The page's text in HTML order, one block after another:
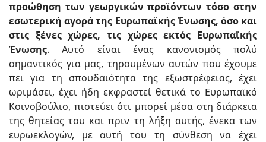
προώθηση των γεωργικών προϊόντων τόσο στην
εσωτερική αγορά της Ευρωπαϊκής Ένωσης, όσο και
στις ξένες χώρες, τις χώρες εκτός Ευρωπαϊκής
Ένωσης. Αυτό είναι ένας κανονισμός πολύ
σημαντικός για μας, τηρουμένων αυτών που έχουμε
πει για τη σπουδαιότητα της εξωστρέφειας, έχει
ωριμάσει, έχει ήδη εκφραστεί θετικά το Ευρωπαϊκό
Κοινοβούλιο, πιστεύει ότι μπορεί μέσα στη διάρκεια
της θητείας του και πριν τη λήξη αυτής, ένεκα των
ευρωεκλογών, με αυτή του τη σύνθεση να έχει